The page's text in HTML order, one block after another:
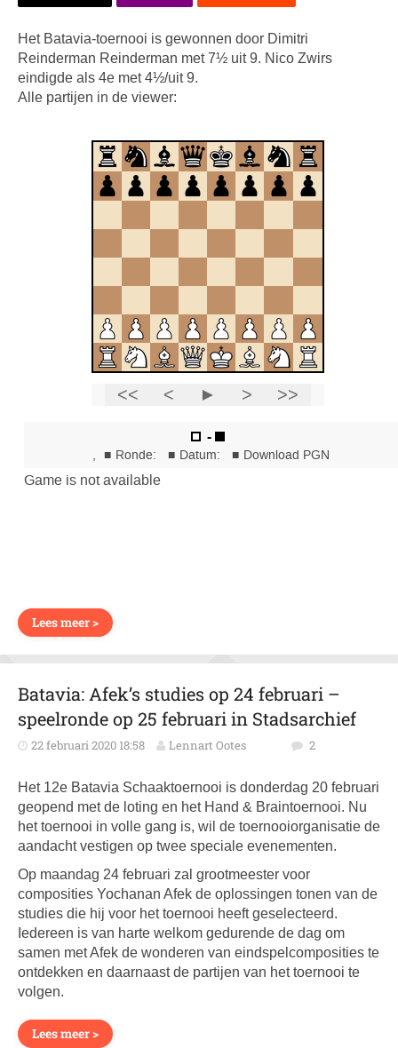
Het Batavia-toernooi is gewonnen door Dimitri
Reinderman Reinderman met 7½ uit 9. Nico Zwirs
eindigde als 4e met 4½/uit 9.
Alle partijen in de viewer:
Lees meer >
Batavia: Afek’s studies op 24 februari –
speelronde op 25 februari in Stadsarchief
22 februari 2020 18:58 Lennart Ootes 2
Het 12e Batavia Schaaktoernooi is donderdag 20 februari
geopend met de loting en het Hand & Braintoernooi. Nu
het toernooi in volle gang is, wil de toernooiorganisatie de
aandacht vestigen op twee speciale evenementen.
Op maandag 24 februari zal grootmeester voor
composities Yochanan Afek de oplossingen tonen van de
studies die hij voor het toernooi heeft geselecteerd.
Iedereen is van harte welkom gedurende de dag om
samen met Afek de wonderen van eindspelcomposities te
ontdekken en daarnaast de partijen van het toernooi te
volgen.
Lees meer >